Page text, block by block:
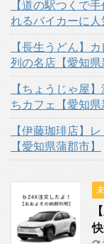
【道の駅つくで
れるバイカーに人
【長生うどん】
列の名店【愛知県
【ちょうじゃ屋
ちカフェ【愛知県
【伊藤珈琲店】
【愛知県蒲郡市】